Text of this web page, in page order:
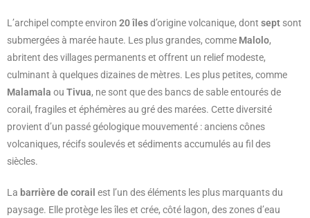
L’archipel compte environ 20 îlesd’origine volcanique, dont sept sont
submergées à marée haute. Les plus grandes, comme Malolo,
abritent des villages permanents et offrent un relief modeste,
culminant à quelques dizaines de mètres. Les plus petites, comme
Malamala ou Tivua, ne sont que des bancs de sable entourés de
corail, fragiles et éphémères au gré des marées. Cette diversité
provient d’un passé géologique mouvementé : anciens cônes
volcaniques, récifs soulevés et sédiments accumulés au fil des
siècles.
La barrière de corail est l’un des éléments les plus marquants du
paysage. Elle protège les îles et crée, côté lagon, des zones d’eau